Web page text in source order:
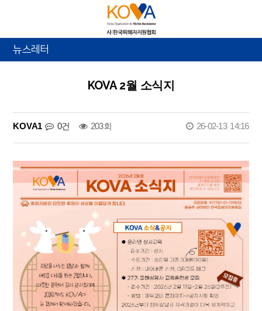
뉴스레터
KOVA 2월 소식지
KOVA1 0건 203회 26-02-13 14:16